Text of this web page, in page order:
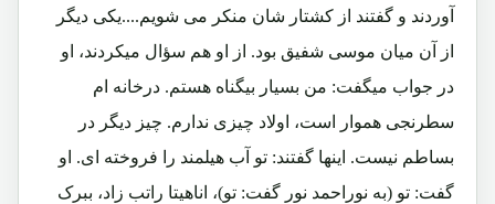
آوردند و گفتند از کشتار شان منکر می شویم....یکی دیگر
از آن میان موسی شفیق بود. از او هم سؤال میکردند، او
در جواب میگفت: من بسیار بیگناه هستم. درخانه ام
سطرنجی هموار است، اولاد چیزی ندارم. چیز دیگر در
بساطم نیست. اینها گفتند: تو آب هیلمند را فروخته ای. او
گفت: تو (به نوراحمد نور گفت: تو)، اناهیتا راتب زاد، ببرک